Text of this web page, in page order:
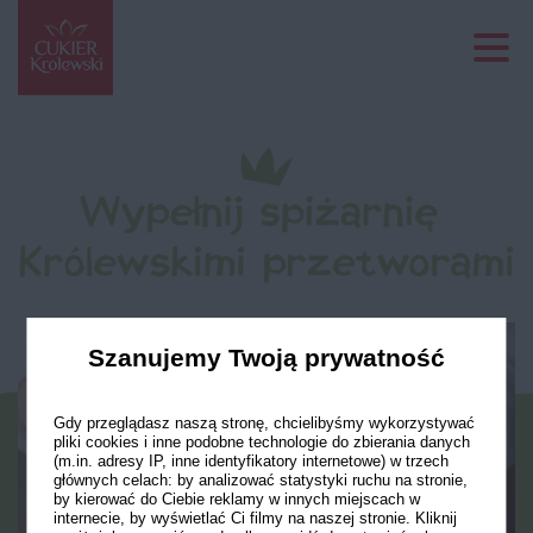
Szanujemy Twoją prywatność
Gdy przeglądasz naszą stronę, chcielibyśmy wykorzystywać
pliki cookies i inne podobne technologie do zbierania danych
(m.in. adresy IP, inne identyfikatory internetowe) w trzech
głównych celach: by analizować statystyki ruchu na stronie,
by kierować do Ciebie reklamy w innych miejscach w
internecie, by wyświetlać Ci filmy na naszej stronie. Kliknij